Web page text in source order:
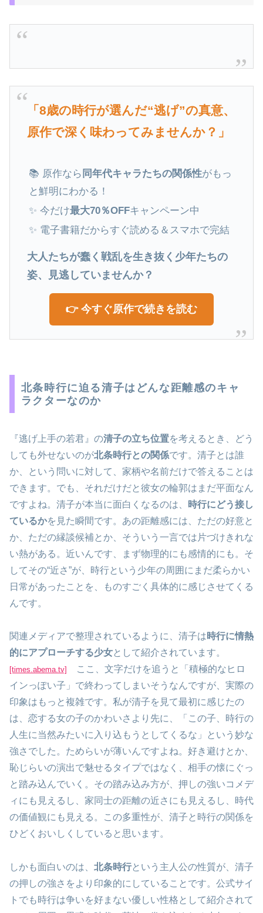
「8歳の時行が選んだ“逃げ”の真意、
原作で深く味わってみませんか？」
📚 原作なら 同年代キャラたちの関係性がもっ
と鮮明にわかる！
✨ 今だけ最大70％OFFキャンペーン中
✨ 電子書籍だからすぐ読める＆スマホで完結
大人たちが蠢く戦乱を生き抜く少年たちの
姿、見逃していませんか？
👉 今すぐ原作で続きを読む
北条時行に迫る清子はどんな距離感のキャ
ラクターなのか
『逃げ上手の若君』の清子の立ち位置を考えるとき、どう
しても外せないのが北条時行との関係です。清子とは誰
か、という問いに対して、家柄や名前だけで答えることは
できます。でも、それだけだと彼女の輪郭はまだ平面なん
ですよね。清子が本当に面白くなるのは、
時行にどう接し
ているかを見た瞬間です。あの距離感には、ただの好意と
か、ただの縁談候補とか、そういう一言では片づけきれな
い熱がある。近いんです、まず物理的にも感情的にも。そ
してその“近さ”が、時行という少年の周囲にまだ柔らかい
日常があったことを、ものすごく具体的に感じさせてくる
んです。
関連メディアで整理されているように、清子は時行に情熱
的にアプローチする少女として紹介されています。
[times.abema.tv]
ここ、文字だけを追うと「積極的なヒロ
インっぽい子」で終わってしまいそうなんですが、実際の
印象はもっと複雑です。私が清子を見て最初に感じたの
は、恋する女の子のかわいさより先に、「この子、時行の
人生に当然みたいに入り込もうとしてくるな」という妙な
強さでした。ためらいが薄いんですよね。好き避けとか、
恥じらいの演出で魅せるタイプではなく、相手の懐にぐっ
と踏み込んでいく。その踏み込み方が、押しの強いコメデ
ィにも見えるし、家同士の距離の近さにも見えるし、時代
の価値観にも見える。この多重性が、清子と時行の関係を
ひどくおいしくしていると思います。
しかも面白いのは、 北条時行という主人公の性質が、清子
の押しの強さをより印象的にしていることです。公式サイ
トでも時行は争いを好まない優しい性格として紹介されて